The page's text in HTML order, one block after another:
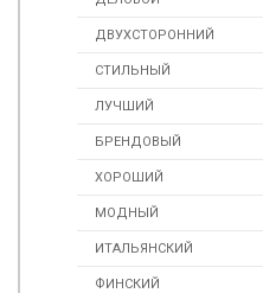
ДВУХСТОРОННИЙ
СТИЛЬНЫЙ
ЛУЧШИЙ
БРЕНДОВЫЙ
ХОРОШИЙ
МОДНЫЙ
ИТАЛЬЯНСКИЙ
ФИНСКИЙ